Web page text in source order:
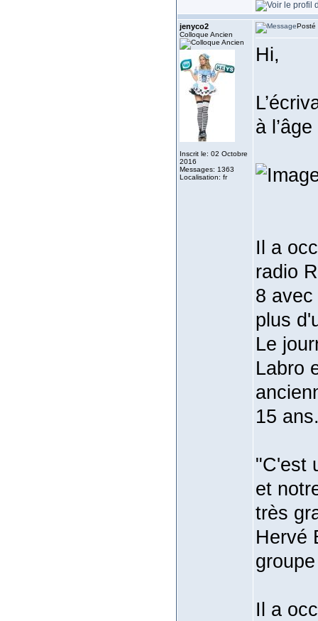
jenyco2
Colloque Ancien
Inscrit le: 02 Octobre
2016
Messages: 1363
Localisation: fr
Posté
Hi,
à
Il a
radio
8
plus
Le
Labro
15
"C'est
et
très
Hervé
Il a